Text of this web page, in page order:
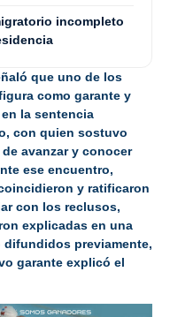
incompleto
que uno de los
como garante y
la sentencia
con quien sostuvo
avanzar y conocer
ese encuentro,
y ratificaron
con los reclusos,
explicadas en una
difundidos previamente,
garante explicó el